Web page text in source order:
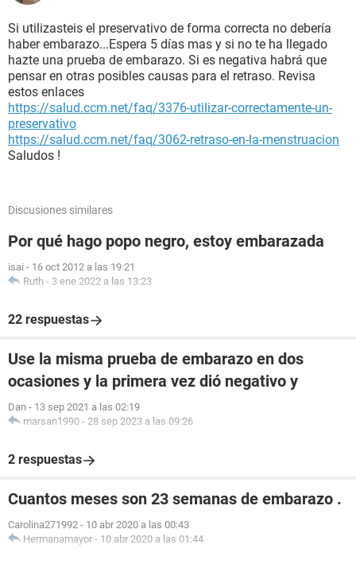
Si utilizasteis el preservativo de forma correcta no debería
haber embarazo...Espera 5 días mas y si no te ha llegado
hazte una prueba de embarazo. Si es negativa habrá que
pensar en otras posibles causas para el retraso. Revisa
estos enlaces
https://salud.ccm.net/faq/3376-utilizar-correctamente-un-
preservativo
https://salud.ccm.net/faq/3062-retraso-en-la-menstruacion
Saludos !
Discusiones similares
Por qué hago popo negro, estoy embarazada
isai - 16 oct 2012 a las 19:21
Ruth - 3 ene 2022 a las 13:23
22 respuestas
Use la misma prueba de embarazo en dos
ocasiones y la primera vez dió negativo y
Dan - 13 sep 2021 a las 02:19
marsan1990 - 28 sep 2023 a las 09:26
2 respuestas
Cuantos meses son 23 semanas de embarazo .
Carolina271992 - 10 abr 2020 a las 00:43
Hermanamayor - 10 abr 2020 a las 01:44